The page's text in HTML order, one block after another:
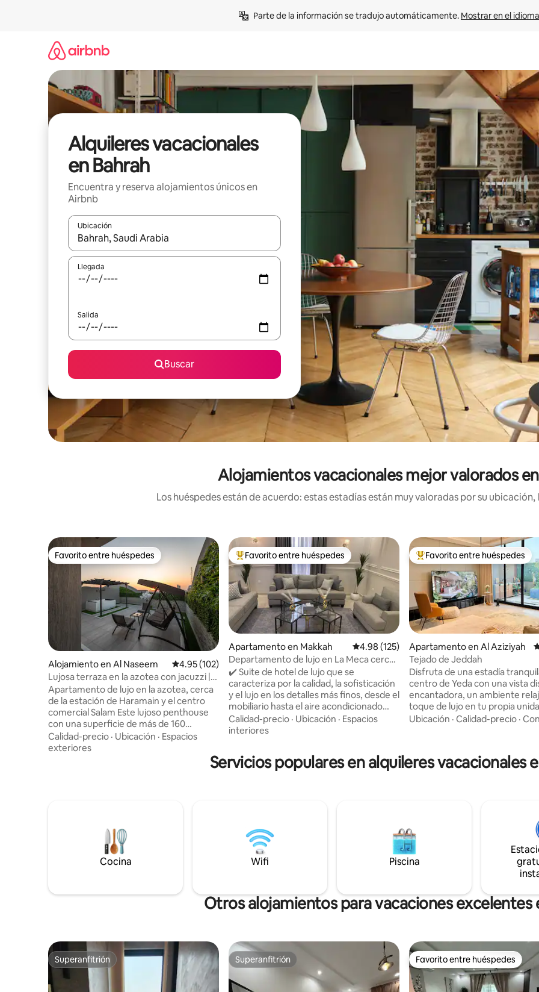
Parte de la información se tradujo automáticamente. Mostrar en el
Alquileres vacacionales
en Bahrah
Encuentra y reserva alojamientos únicos en
Airbnb
Ubicación
Cuando los resultados estén disponibles, navega con las teclas de flecha hacia arriba y hacia abajo o explora con el
Llegada
Salida
Buscar
Alojamientos vacacionales mejor valorados
Los huéspedes están de acuerdo: estas estadías están muy valoradas por su
Favorito entre huéspedes
Favorito entre huéspedes
Alojamiento en Al Naseem Calificación promedio: 4.95 de 5, 102 reseñas
4.95 (102)
Lujosa terraza en la azotea con jacuzzi |
Entrada autónoma
Apartamento de lujo en la azotea, cerca
de la estación de Haramain y el centro
comercial Salam Este lujoso penthouse
con una superficie de más de 160
metros, junto a la estación de tren
Haramain y el centro comercial Salam,
espacioso penthouse con un espacio al
aire libre y una sala de estar al aire libre,
una cocina completa, toallas, un servicio
de hotel con alta limpieza, con vistas a la
Calidad-precio · Ubicación · Espacios
exteriores
Favorito entre huéspedes preferido
Favorito entre huéspedes
Apartamento en Makkah Calificación promedio: 4.98 de 5, 125 reseñas
4.98 (125)
Departamento de lujo en La Meca cerca
de Al-Haram 3-2
✔️ Suite de hotel de lujo que se
caracteriza por la calidad, la sofisticación
y el lujo en los detalles más finos, desde el
mobiliario hasta el aire acondicionado
central. Se ✔️ caracteriza por su
proximidad a la estación de tren, a solo 5
transporte directo a la Gran Mezquita de
Gran Mezquita, y cuenta con muchos
servicios y restaurantes distinguidos
Calidad-precio · Ubicación · Espacios
interiores
Favorito entre huéspedes
Favorito entre huéspedes
Apartamento en Al Aziziyah
Tejado de Jeddah
Disfruta de una estadía
centro de Yeda con una vista
encantadora, un ambiente
toque de lujo en tu propia
vista a la ciudad, cerca de
deportes. Hay una cama
inteligente. Hay un terreno
del edificio para estacionar Feliz estancia
con nosotros.
Ubicación · Calidad-precio ·
Servicios populares en alquileres vacacionales
Cocina Wifi Piscina
Otros alojamientos para vacaciones excelentes
Superanfitrión
Superanfitrión Superanfitrión
Superanfitrión Favorito entre huéspedes
Favorito entre huéspedes